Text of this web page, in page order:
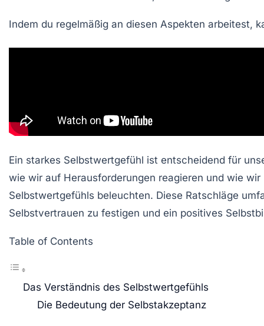
Indem du regelmäßig an diesen Aspekten arbeitest,
Ein starkes Selbstwertgefühl ist entscheidend für
wie wir auf Herausforderungen reagieren und wie
Selbstwertgefühls beleuchten. Diese Ratschläge
Selbstvertrauen zu festigen und ein positives
Table of Contents
Das Verständnis des Selbstwertgefühls
Die Bedeutung der Selbstakzeptanz